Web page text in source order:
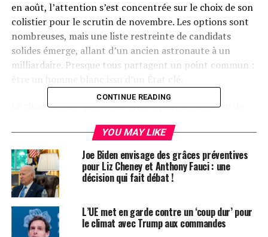
en août, l’attention s’est concentrée sur le choix de son
colistier pour le scrutin de novembre. Les options sont
nombreuses, mais une liste restreinte de candidats
solides émerge, allant d’un ancien astronaute à un
milliardaire. Presque tous partagent un point commun :
Le choix du vice-président offre à Harris l’occasion de
caractériser sa présidence. Contrairement à Biden, qui a
fait de « Bidenomics » le fer de lance de son
administration, Harris est davantage reconnue pour son
engagement en faveur des droits civiques et de
l’avortement que pour ses positions économiques. C’est
là qu’un vice-président pourrait compléter le ticket,
d’où l’importance d’examiner les antécédents politiques
CONTINUE READING
YOU MAY LIKE
Joe Biden envisage des grâces préventives
pour Liz Cheney et Anthony Fauci : une
décision qui fait débat !
L’UE met en garde contre un ‘coup dur’ pour
le climat avec Trump aux commandes